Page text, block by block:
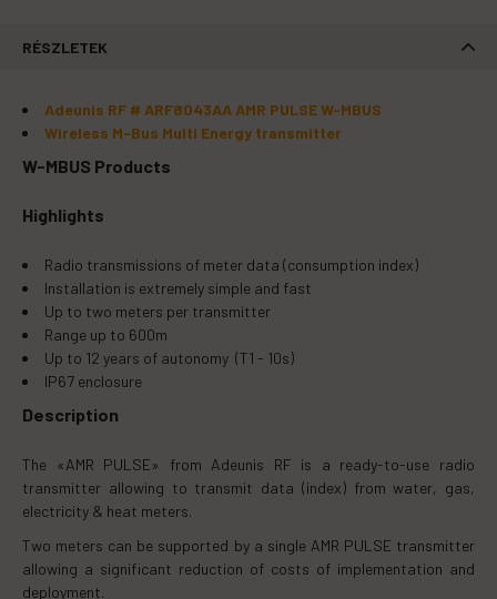
Tápellátás: Li-SOCl2 akku
Működési hőmérséklet: -20°C / +75°C
Méretek: 105 x 50 x 27 mm
4:2005
Minimum rendelési egység 10 db
RÉSZLETEK
Adeunis RF # ARF8043AA AMR PULSE W-MBUS
Wireless M-Bus Multi Energy transmitter
W-MBUS Products
Highlights
Radio transmissions of meter data (consumption index)
Installation is extremely simple and fast
Up to two meters per transmitter
Range up to 600m
Up to 12 years of autonomy (T1 - 10s)
IP67 enclosure
Description
The «AMR PULSE» from Adeunis RF is a ready-to-use radio
transmitter allowing to transmit data (index) from water, gas,
electricity & heat meters.
Two meters can be supported by a single AMR PULSE transmitter
allowing a significant reduction of costs of implementation and
deployment.